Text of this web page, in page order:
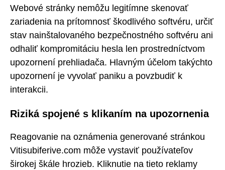
Webové stránky nemôžu legitímne skenovať
zariadenia na prítomnosť škodlivého softvéru, určiť
stav nainštalovaného bezpečnostného softvéru ani
odhaliť kompromitáciu hesla len prostredníctvom
upozornení prehliadača. Hlavným účelom takýchto
upozornení je vyvolať paniku a povzbudiť k
interakcii.
Riziká spojené s klikaním na upozornenia
Reagovanie na oznámenia generované stránkou
Vitisubiferive.com môže vystaviť používateľov
širokej škále hrozieb. Kliknutie na tieto reklamy